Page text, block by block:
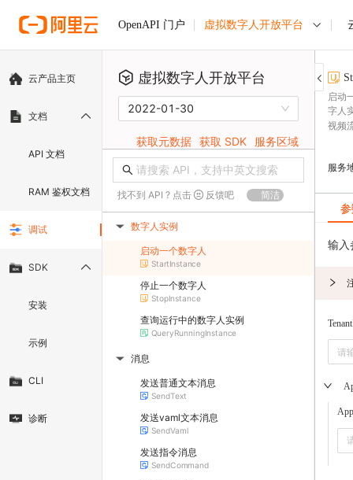
OpenAPI 门户 虚拟数字人开放平台
云产品主页
文档
API 文档
RAM 鉴权文档
调试
SDK
安装
示例
CLI
诊断
虚拟数字人开放平台
2022-01-30
获取元数据 获取 SDK 服务区域
找不到 API ? 点击 反馈吧 简洁
▶ 数字人实例
启动一个数字人
StartInstance
停止一个数字人
StopInstance
查询运行中的数字人实例
QueryRunningInstance
▶ 消息
发送普通文本消息
SendText
发送vaml文本消息
SendVaml
发送指令消息
SendCommand
启动
字人
视频
服务
输入